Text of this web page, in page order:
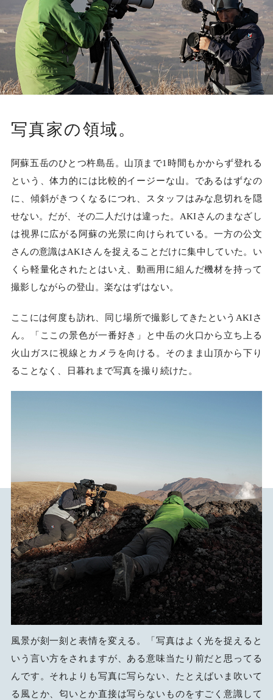
写真家の領域。
阿蘇五岳のひとつ杵島岳。山頂まで1時間もかからず登れる
という、体力的には比較的イージーな山。であるはずなの
に、傾斜がきつくなるにつれ、スタッフはみな息切れを隠
せない。だが、その二人だけは違った。AKIさんのまなざし
は視界に広がる阿蘇の光景に向けられている。一方の公文
さんの意識はAKIさんを捉えることだけに集中していた。い
くら軽量化されたとはいえ、動画用に組んだ機材を持って
撮影しながらの登山。楽なはずはない。
ここには何度も訪れ、同じ場所で撮影してきたというAKIさ
ん。「ここの景色が一番好き」と中岳の火口から立ち上る
火山ガスに視線とカメラを向ける。そのまま山頂から下り
ることなく、日暮れまで写真を撮り続けた。
風景が刻一刻と表情を変える。「写真はよく光を捉えると
いう言い方をされますが、ある意味当たり前だと思ってる
んです。それよりも写真に写らない、たとえばいま吹いて
る風とか、匂いとか直接は写らないものをすごく意識して